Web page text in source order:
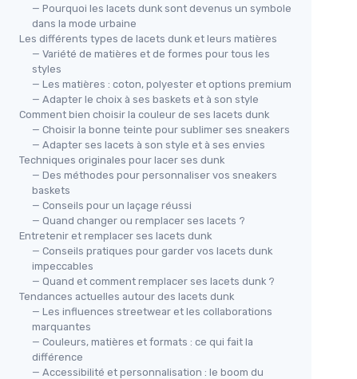
— Pourquoi les lacets dunk sont devenus un symbole
dans la mode urbaine
Les différents types de lacets dunk et leurs matières
— Variété de matières et de formes pour tous les
styles
— Les matières : coton, polyester et options premium
— Adapter le choix à ses baskets et à son style
Comment bien choisir la couleur de ses lacets dunk
— Choisir la bonne teinte pour sublimer ses sneakers
— Adapter ses lacets à son style et à ses envies
Techniques originales pour lacer ses dunk
— Des méthodes pour personnaliser vos sneakers
baskets
— Conseils pour un laçage réussi
— Quand changer ou remplacer ses lacets ?
Entretenir et remplacer ses lacets dunk
— Conseils pratiques pour garder vos lacets dunk
impeccables
— Quand et comment remplacer ses lacets dunk ?
Tendances actuelles autour des lacets dunk
— Les influences streetwear et les collaborations
marquantes
— Couleurs, matières et formats : ce qui fait la
différence
— Accessibilité et personnalisation : le boom du